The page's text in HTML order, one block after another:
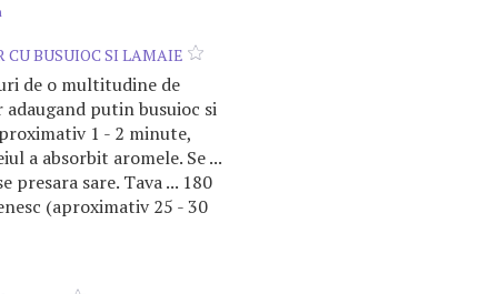
CU BUSUIOC SI LAMAIE
de o multitudine de
adaugand putin busuioc si
1 - 2 minute,
a absorbit aromele. Se ...
presara sare. Tava ... 180
(aproximativ 25 - 30